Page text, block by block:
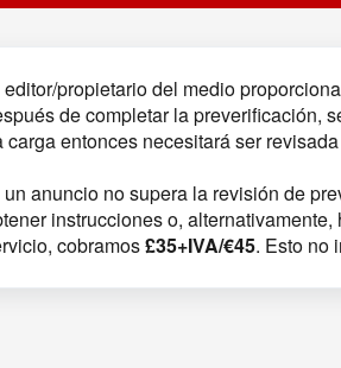
editor/propietario del medio
de completar la preverificación,
carga entonces necesitará ser
anuncio no supera la revisión de
instrucciones o, alternativamente,
cobramos£35+IVA/€45. Esto no